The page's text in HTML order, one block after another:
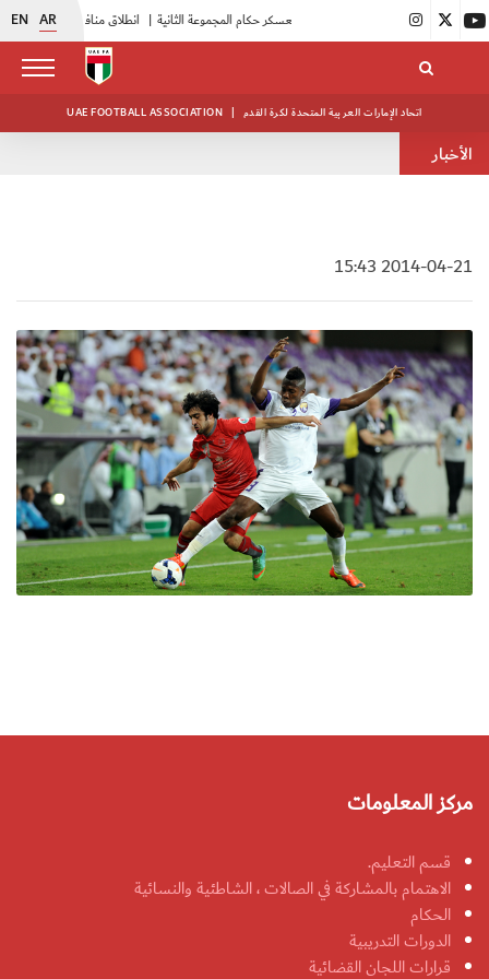
EN AR انطلاق منافسات بطولة النخبة لحرس الرئاسة |
UAE FOOTBALL ASSOCIATION | اتحاد الإمارات العربية المتحدة لكرة القدم
الأخبار
2014-04-21 15:43
مركز المعلومات
قسم التعليم.
الاهتمام بالمشاركة في الصالات ، الشاطئية والنسائية
الحكام
الدورات التدريبية
قرارات اللجان القضائية